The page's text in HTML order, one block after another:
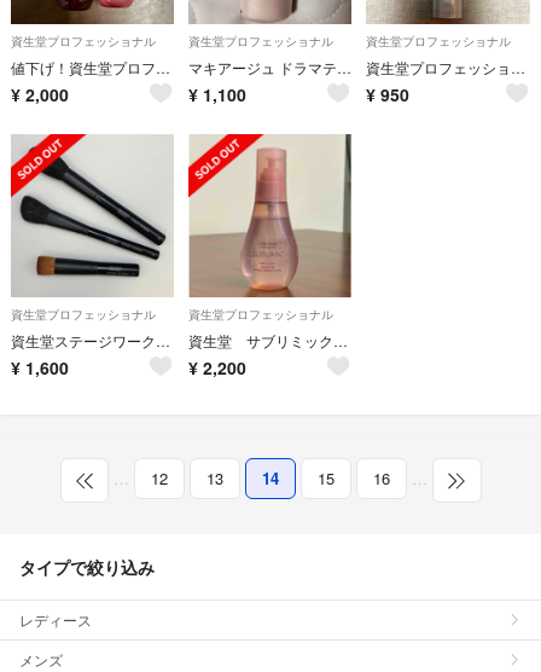
資生堂プロフェッショナル
値下げ！資生堂プロフェッショナル ステージワークス バウンシングプライマー
¥ 2,000
資生堂プロフェッショナル
マキアージュ ドラマティックエッセンスリキッド オークル10
¥ 1,100
資生堂プロフェッショナル
資生堂プロフェッショナル ステージワークス ミディアムペースト(70g)
¥ 950
資生堂プロフェッショナル
資生堂ステージワークス メイクブラシ3本まとめ
¥ 1,600
資生堂プロフェッショナル
資生堂 サブリミック エアリーフローシアーオイル
¥ 2,200
… 12 13 14 15 16 …
タイプで絞り込み
レディース
メンズ